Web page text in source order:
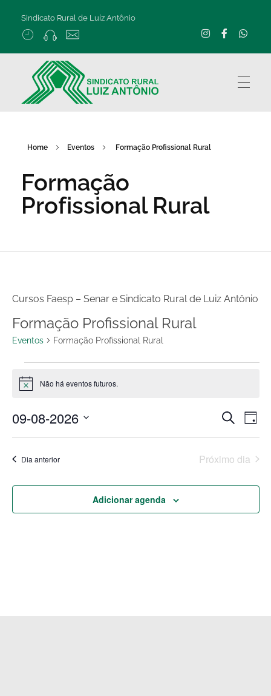
Sindicato Rural de Luíz Antônio
Home Eventos Formação Profissional Rural
Formação
Profissional Rural
Cursos Faesp – Senar e Sindicato Rural de Luiz Antônio
Formação Profissional Rural
Eventos Formação Profissional Rural
Notice Não há eventos futuros.
e
Procurar
eventos
do
Dia
09-08-2026
Selecione
data.
Dia anterior Próximo dia
Adicionar agenda